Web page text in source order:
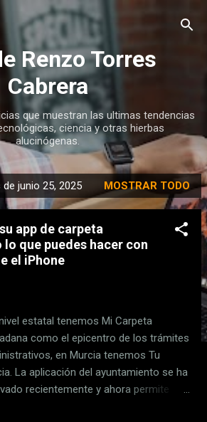
Ir al contenido principal
Renzo Torres
Cabrera
que muestran las ultimas tendencias
ciencia y otras hierbas
alucinógenas.
junio 25, 2025 MOSTRAR TODO
app de carpeta
que puedes hacer con
el iPhone
estatal tenemos Mi Carpeta
como el epicentro de los trámites
en Murcia tenemos Tu
La aplicación del ayuntamiento se ha
recientemente y ahora permite